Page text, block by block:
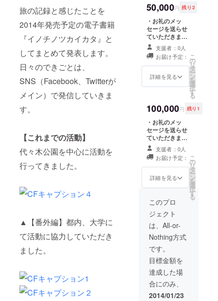
旅の記録と感じたことを
2014年発売予定の電子書籍
『イノチノツカイカタ』と
してまとめて発表します。
日々のできごとは、
SNS（Facebook、Twitterが
メイン）で発信していきま
す。
【これまでの活動】
代々木公園を中心に活動を
行ってきました。
▲【番外編】都内、大学に
て活動に協力していただき
ました。
【企業様や団体
様限定】WEB
ページにてバ
ナー掲載させて
いただきます。
（掲載開始より
6ヶ月間・バナー
はご用意くださ
い） ・10都市の
うち1都市の現地
50,000円 残り2
・お礼のメッ
セージを送らせ
ていただきま
す。 ・お礼の電
話をさせていた
だきます。 ・オ
リジナルポスト
カードに直筆サ
礼ハグさせてい
ただきます。
（日本国内限
定・交通費別途
ご負担おねがい
します。） ・
【企業様や団体
様限定】WEB
ページにてバ
ナー掲載させて
6ヶ月間・バナー
はご用意くださ
い） ・10都市の
うち1都市、現地
から手紙を書き
ます。 ・帰国後
に直接お会いし
にいきお礼ハグ
をさせてくださ
い。プロジェク
トである鶴との
写真を撮影し折
り鶴をお持ち帰
支援者：0人
お届け予定：
詳細を見る
こ
の
リ
タ
ー
ン
を
選
択
す
る
100,000円 残り1
・お礼のメッ
セージを送らせ
ていただきま
す。 ・お礼の電
話をさせていた
だきます。 ・オ
リジナルポスト
カードに直筆サ
けします。 ・
【企業様や団体
様限定】WEB
ページにてバ
ナー掲載させて
いただきます。
（掲載開始より
6ヶ月間・バナー
はご用意くださ
い） ・10都市の
うち1都市、現地
から手紙を書き
ます。 ・旅で使
支援者：0人
お届け予定：
詳細を見る
こ
の
リ
タ
ー
ン
を
選
択
す
る
このプロ
ジェクト
は、All-or-
Nothing方式
です。
目標金額を
達成した場
合にのみ、
2014/01/23